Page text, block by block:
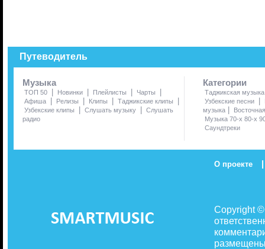
Путеводитель
Музыка
ТОП 50 | Новинки | Плейлисты | Чарты |
Афиша | Релизы | Клипы | Таджикские клипы |
Узбекские клипы | Слушать музыку | Слушать
радио
Категории
Таджикская музыка
Узбекские песни
|
музыка |
Музыка 70-х 80-х
Саундтреки
О проекте |
Copyright
размещены